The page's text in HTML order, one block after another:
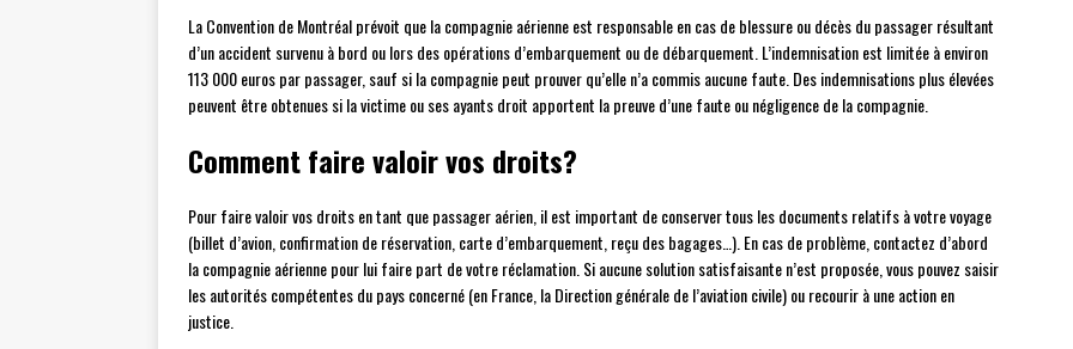
La Convention de Montréal prévoit que la compagnie aérienne est responsable en cas de blessure ou décès du passager résultant
d’un accident survenu à bord ou lors des opérations d’embarquement ou de débarquement. L’indemnisation est limitée à environ
113 000 euros par passager, sauf si la compagnie peut prouver qu’elle n’a commis aucune faute. Des indemnisations plus élevées
peuvent être obtenues si la victime ou ses ayants droit apportent la preuve d’une faute ou négligence de la compagnie.
Comment faire valoir vos droits?
Pour faire valoir vos droits en tant que passager aérien, il est important de conserver tous les documents relatifs à votre voyage
(billet d’avion, confirmation de réservation, carte d’embarquement, reçu des bagages…). En cas de problème, contactez d’abord
la compagnie aérienne pour lui faire part de votre réclamation. Si aucune solution satisfaisante n’est proposée, vous pouvez saisir
les autorités compétentes du pays concerné (en France, la Direction générale de l’aviation civile) ou recourir à une action en
justice.